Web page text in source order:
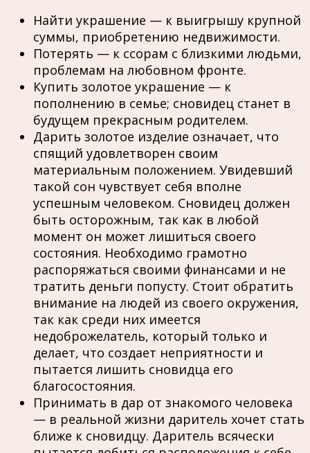
Найти украшение — к выигрышу крупной
суммы, приобретению недвижимости.
Потерять — к ссорам с близкими людьми,
проблемам на любовном фронте.
Купить золотое украшение — к
пополнению в семье; сновидец станет в
будущем прекрасным родителем.
Дарить золотое изделие означает, что
спящий удовлетворен своим
материальным положением. Увидевший
такой сон чувствует себя вполне
успешным человеком. Сновидец должен
быть осторожным, так как в любой
момент он может лишиться своего
состояния. Необходимо грамотно
распоряжаться своими финансами и не
тратить деньги попусту. Стоит обратить
внимание на людей из своего окружения,
так как среди них имеется
недоброжелатель, который только и
делает, что создает неприятности и
пытается лишить сновидца его
благосостояния.
Принимать в дар от знакомого человека
— в реальной жизни даритель хочет стать
ближе к сновидцу. Даритель всячески